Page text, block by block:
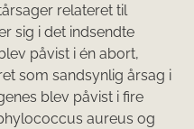
relateret til
sig i det indsendte
påvist i én abort,
som sandsynlig årsag i
blev påvist i fire
aureus og